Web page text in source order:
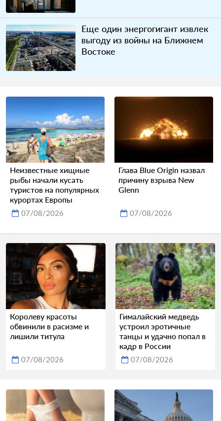
Еще один энергогигант извлек
выгоду из войны на Ближнем
Востоке
Неизвестные хищные
рыбы начали кусать
туристов на популярных
курортах Европы
07/08/2026
Глава Blue Origin назвал
причину взрыва New
Glenn
07/08/2026
Королеву красоты
обвинили в расизме и
лишили титула
07/08/2026
Гималайский медведь
устроил эротичные
танцы и удачно попал в
кадр в России
07/08/2026